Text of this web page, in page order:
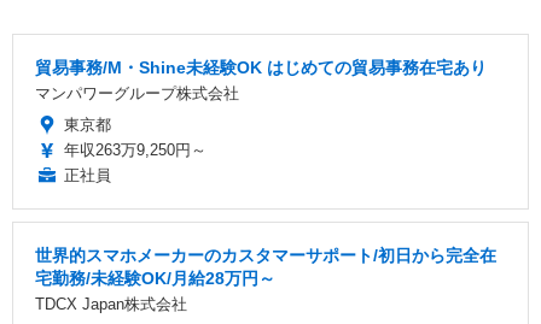
貿易事務/M・Shine未経験OK はじめての貿易事務在宅あり
マンパワーグループ株式会社
東京都
年収263万9,250円～
正社員
世界的スマホメーカーのカスタマーサポート/初日から完全在
宅勤務/未経験OK/月給28万円～
TDCX Japan株式会社